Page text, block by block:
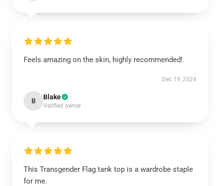
Feels amazing on the skin, highly recommended!
Dec 19, 2024
B Blake
Verified owner
This Transgender Flag tank top is a wardrobe staple
for me.